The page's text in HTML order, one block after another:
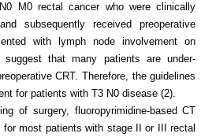
M0 rectal cancer who were clinically
subsequently received preoperative
with lymph node involvement on
suggest that many patients are under-
CRT. Therefore, the guidelines
for patients with T3 N0 disease (2).
of surgery, fluoropyrimidine-based CT
most patients with stage II or III rectal